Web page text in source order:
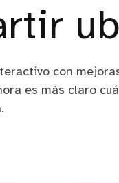
con
es más claro